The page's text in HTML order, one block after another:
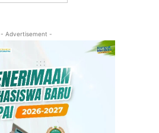
- Advertisement -